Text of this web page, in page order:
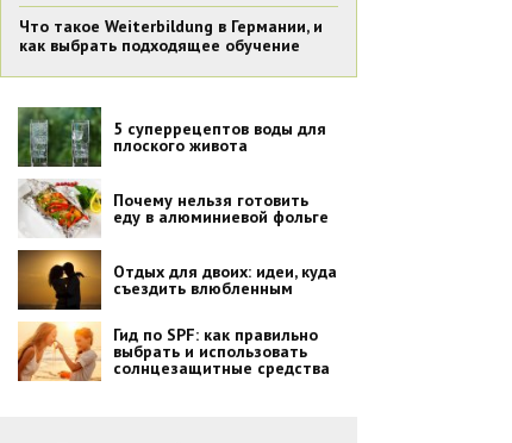
Что такое Weiterbildung в Германии, и
как выбрать подходящее обучение
5 суперрецептов воды для
плоского живота
Почему нельзя готовить
еду в алюминиевой фольге
Отдых для двоих: идеи, куда
съездить влюбленным
Гид по SPF: как правильно
выбрать и использовать
солнцезащитные средства